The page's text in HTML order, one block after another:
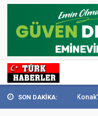
SON DAKİKA:
İsmail Sivri Konak’ta anıldı